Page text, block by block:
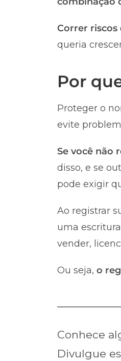
Correr riscos
queria
Por
Proteger o
evite
Se você não
disso, e se
pode exigir
Ao registrar
uma
vender,
Ou seja, o
Conhece
Divulgue